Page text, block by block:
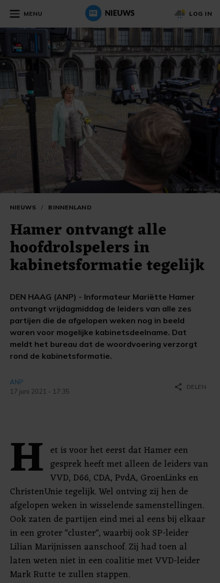
MENU LOG IN
NIEUWS / BINNENLAND
Hamer ontvangt alle
hoofdrolspelers in
kabinetsformatie tegelijk
DEN HAAG (ANP) - Informateur Mariëtte Hamer
ontvangt vrijdagmiddag de leiders van alle zes
partijen die de afgelopen weken nog in beeld
waren voor mogelijke kabinetsdeelname. Dat
meldt het bureau dat de woordvoering verzorgt
rond de kabinetsformatie.
ANP
17 juni 2021 - 17:35
share DELEN
H et is voor het eerst dat Hamer een
gesprek heeft met alleen de leiders van
VVD, D66, CDA, PvdA, GroenLinks en
ChristenUnie tegelijk. Wel ontving zij hen de
afgelopen weken in wisselende samenstellingen.
Ook zaten de partijen eind mei al eens bij elkaar
in een groter "cluster", waarbij ook SP-leider
Lilian Marijnissen aanschoof. Zij had toen al
laten weten niet in een coalitie met VVD-leider
Mark Rutte te zullen stappen.